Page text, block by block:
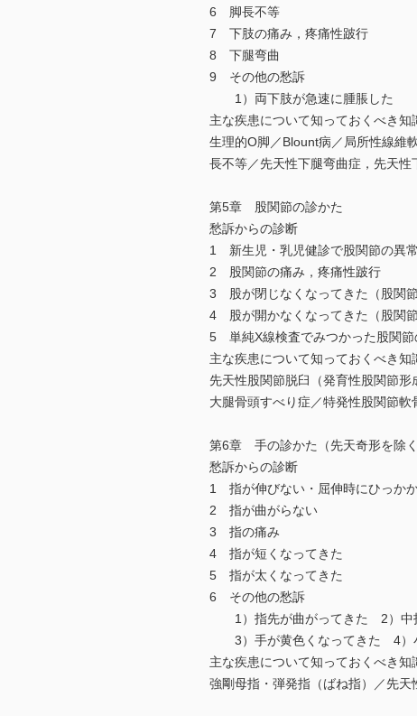
6 脚長不等
7 下肢の痛み，疼痛性跛行
8 下腿弯曲
9 その他の愁訴
1）両下肢が急速に腫脹した
主な疾患について知っておくべき知
生理的O脚／Blount病／局所性線維
長不等／先天性下腿弯曲症，先天
第5章 股関節の診かた
愁訴からの診断
1 新生児・乳児健診で股関節の異
2 股関節の痛み，疼痛性跛行
3 股が閉じなくなってきた（股関節
4 股が開かなくなってきた（股関節
5 単純X線検査でみつかった股関節
主な疾患について知っておくべき知
先天性股関節脱臼（発育性股関節
大腿骨頭すべり症／特発性股関節
第6章 手の診かた（先天奇形を除く
愁訴からの診断
1 指が伸びない・屈伸時にひっか
2 指が曲がらない
3 指の痛み
4 指が短くなってきた
5 指が太くなってきた
6 その他の愁訴
1）指先が曲がってきた 2）中
3）手が黄色くなってきた 4）
主な疾患について知っておくべき知
強剛母指・弾発指（ばね指）／先